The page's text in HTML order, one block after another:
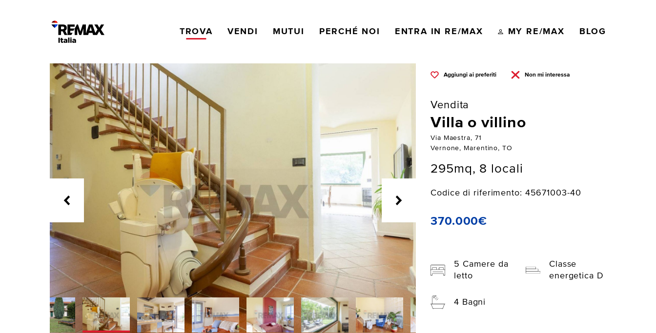
TROVA VENDI MUTUI PERCHÉ NOI ENTRA IN RE/MAX MY RE/MAX BLOG
Aggiungi ai preferiti Non mi interessa
Vendita
Villa o villino
Via Maestra, 71
Vernone, Marentino, TO
295mq, 8 locali
Codice di riferimento: 45671003-40
370.000€
5 Camere da
letto
Classe
energetica D
4 Bagni